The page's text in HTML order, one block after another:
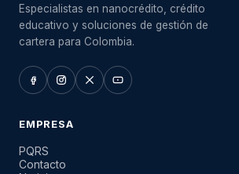
Especialistas en nanocrédito, crédito
educativo y soluciones de gestión de
cartera para Colombia.
EMPRESA
PQRS
Contacto